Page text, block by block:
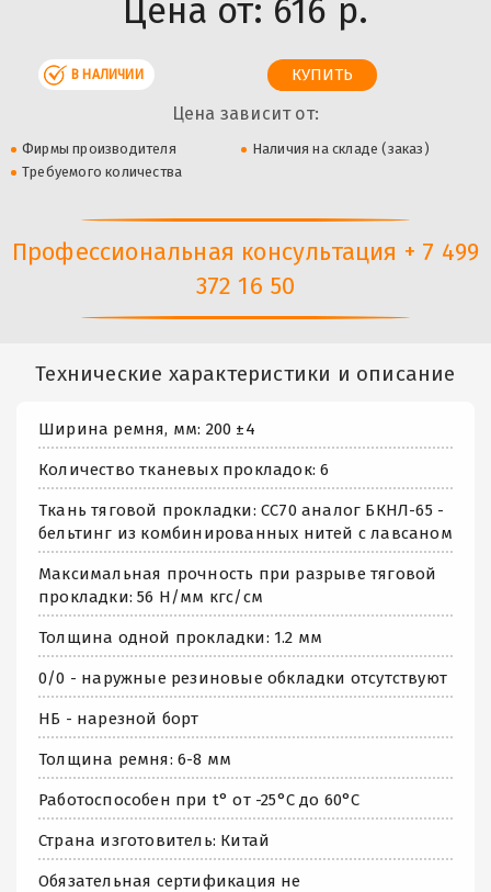
Цена от: 616 р.
В НАЛИЧИИ
Цена зависит от:
Фирмы производителя
Наличия на складе (заказ)
Требуемого количества
Профессиональная консультация + 7 499
372 16 50
Технические характеристики и описание
Ширина ремня, мм: 200 ±4
Количество тканевых прокладок: 6
Ткань тяговой прокладки: СС70 аналог БКНЛ-65 -
бельтинг из комбинированных нитей с лавсаном
Максимальная прочность при разрыве тяговой
прокладки: 56 Н/мм кгс/см
Толщина одной прокладки: 1.2 мм
0/0 - наружные резиновые обкладки отсутствуют
НБ - нарезной борт
Толщина ремня: 6-8 мм
Работоспособен при t° от -25°C до 60°C
Страна изготовитель: Китай
Обязательная сертификация не